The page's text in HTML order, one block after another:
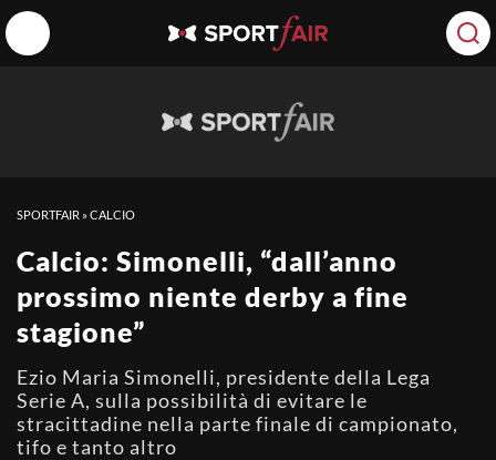
SPORTFAIR »CALCIO
Calcio: Simonelli, “dall’anno
prossimo niente derby a fine
stagione”
Ezio Maria Simonelli, presidente della Lega
Serie A, sulla possibilità di evitare le
stracittadine nella parte finale di campionato,
tifo e tanto altro